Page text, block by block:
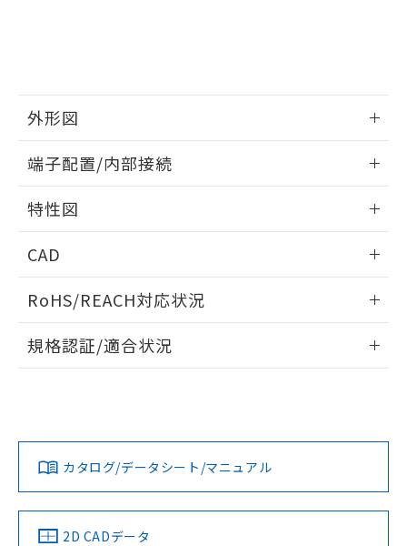
外形図
外形図
端子配置/内部接続
端子配置/内部接続
特性図
電気的寿命曲線
CAD
ドすることができます。
ログイン/会員登録
ダウンロードデータをご利用いただく前に、以下を必ずお読
みください。
ソフトウェアの使用条件
RoHS/REACH対応状況
EU RoHS 注意事項・凡例
対応済み
中国 RoHS 注意事項・凡例
規格認証/適合状況
LR型式承認
（イギリス
船舶規格）
DNV型式承認
（ノルウェー
BV型式承認
（フランス
KR型式
（韓国
カタログ/データシート/マニュアル
2D CADデータ
用者の範囲」に記載されている法人を
ものではありません。
また、RoHS指令のフタル酸エステル類４
物質の対応では、対応完了までの期間は出
欄に対応日を記載しておりました。
既に当社にて対応品への在庫切替を完了
していることから、特段のことがない限
す。